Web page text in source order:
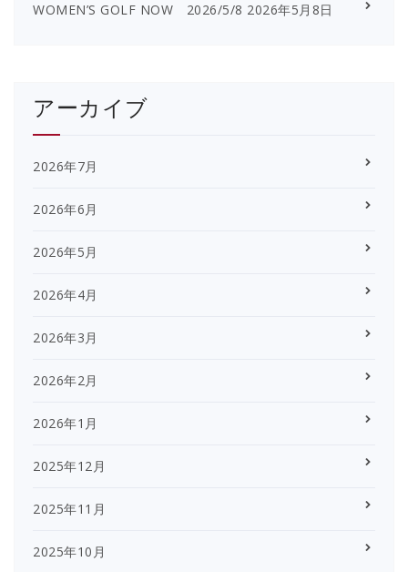
WOMEN’S GOLF NOW 2026/5/8 2026年5月8日
アーカイブ
2026年7月
2026年6月
2026年5月
2026年4月
2026年3月
2026年2月
2026年1月
2025年12月
2025年11月
2025年10月